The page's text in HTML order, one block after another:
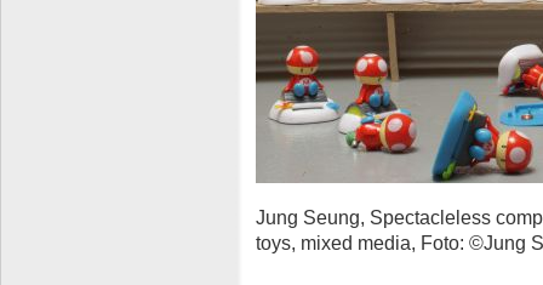
Jung Seung, Spectacleless
toys, mixed media, Foto: ©Jung